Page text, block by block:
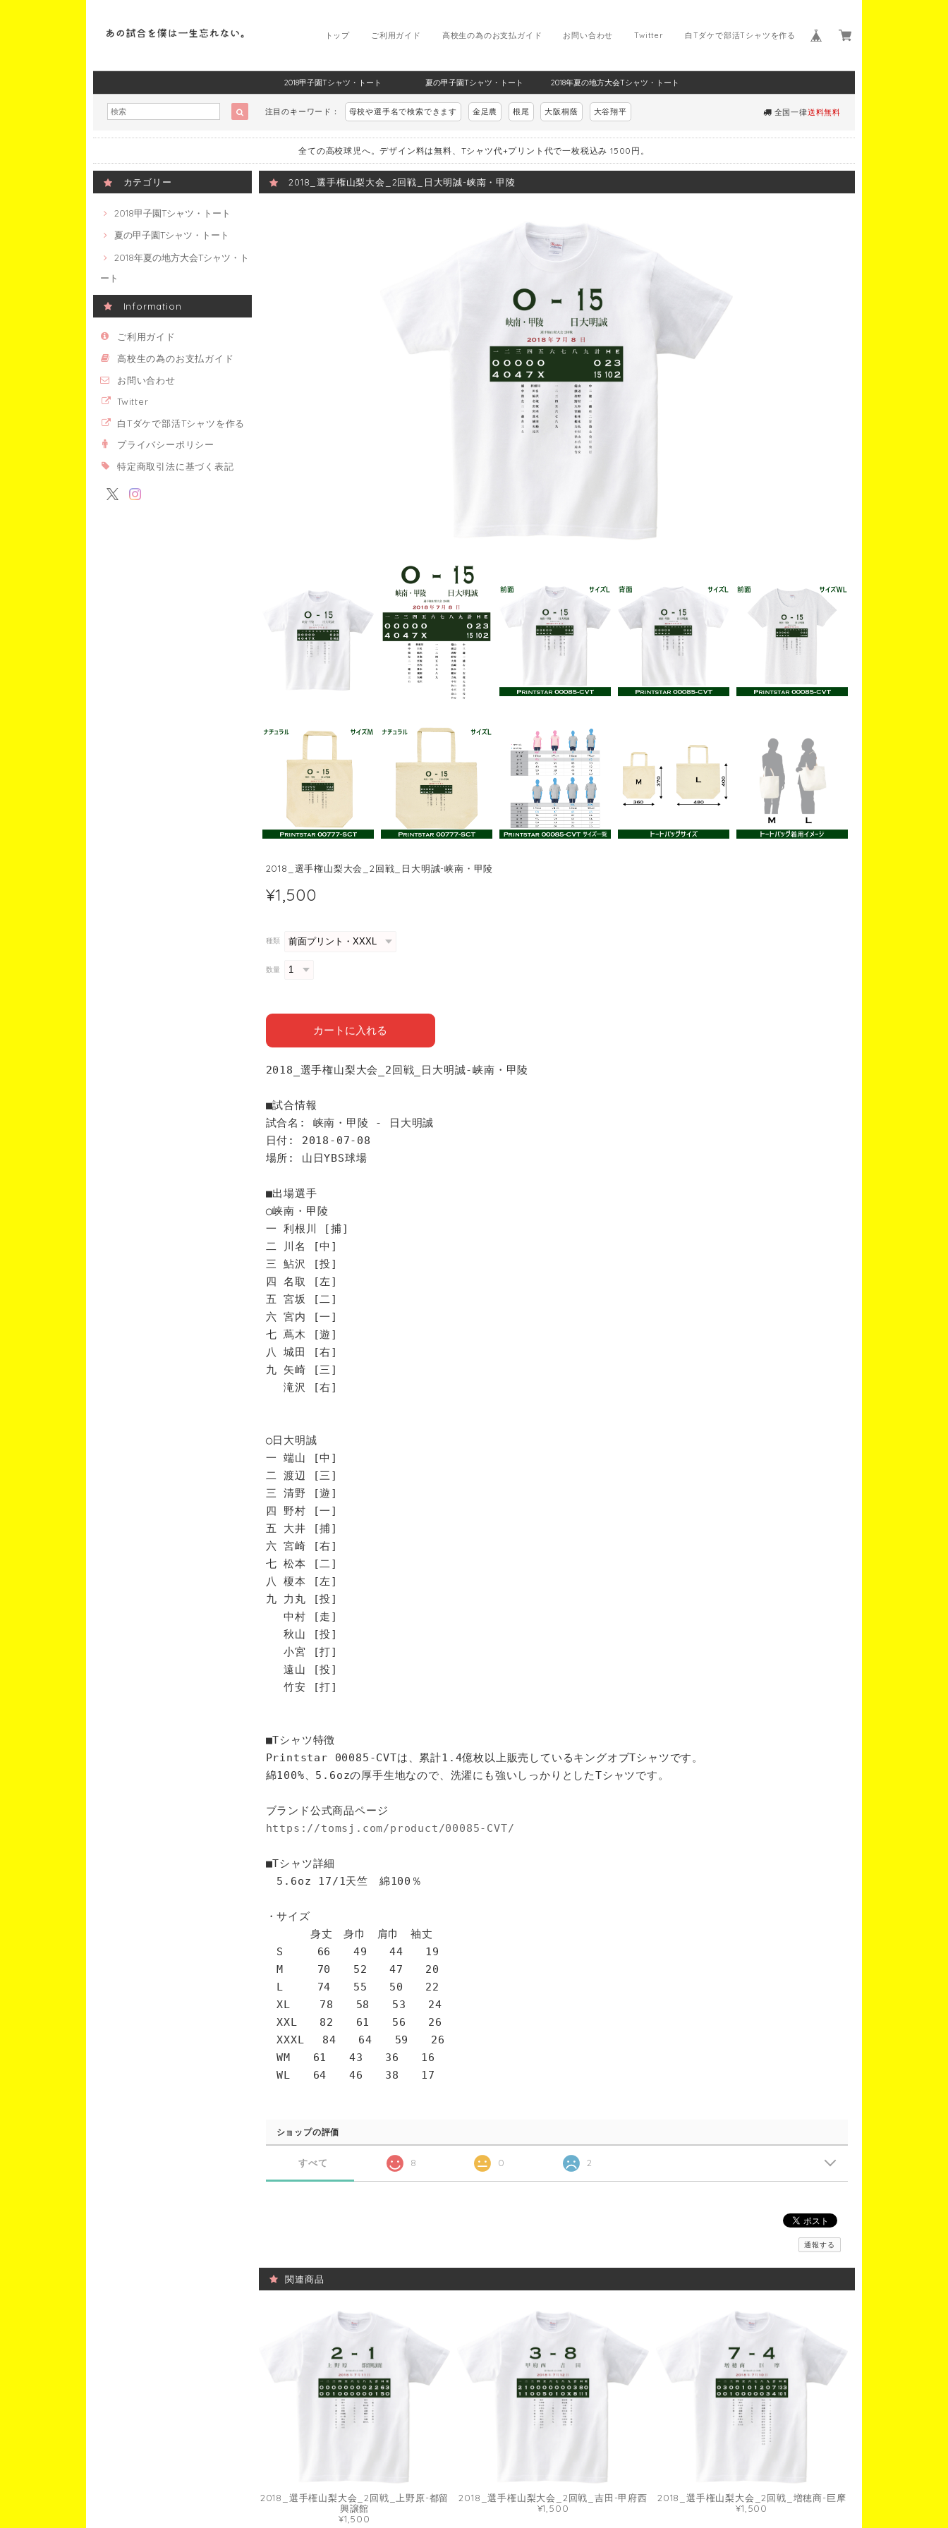
白Tダケで部活Tシャツを作る
Twitter
お問い合わせ
高校生の為のお支払ガイド
ご利用ガイド
トップ
2018甲子園Tシャツ・トート 夏の甲子園Tシャツ・トート 2018年夏の地方大会Tシャツ・トート
注目のキーワード： 母校や選手名で検索できます 金足農 根尾 大阪桐蔭 大谷翔平 全国一律送料無料
全ての高校球児へ。デザイン料は無料、Tシャツ代+プリント代で一枚税込み 1500円。
カテゴリー
2018甲子園Tシャツ・トート
夏の甲子園Tシャツ・トート
2018年夏の地方大会Tシャツ・ト
ート
Information
ご利用ガイド
高校生の為のお支払ガイド
お問い合わせ
Twitter
白Tダケで部活Tシャツを作る
プライバシーポリシー
特定商取引法に基づく表記
2018_選手権山梨大会_2回戦_日大明誠-峡南・甲陵
2018_選手権山梨大会_2回戦_日大明誠-峡南・甲陵
¥1,500
種類
数量
カートに入れる
2018_選手権山梨大会_2回戦_日大明誠-峡南・甲陵
■試合情報
試合名: 峡南・甲陵 - 日大明誠
日付: 2018-07-08
場所: 山日YBS球場
■出場選手
◯峡南・甲陵
一 利根川 [捕]
二 川名 [中]
三 鮎沢 [投]
四 名取 [左]
五 宮坂 [二]
六 宮内 [一]
七 蔦木 [遊]
八 城田 [右]
九 矢崎 [三]
滝沢 [右]
◯日大明誠
一 端山 [中]
二 渡辺 [三]
三 清野 [遊]
四 野村 [一]
五 大井 [捕]
六 宮崎 [右]
七 松本 [二]
八 榎本 [左]
九 力丸 [投]
中村 [走]
秋山 [投]
小宮 [打]
遠山 [投]
竹安 [打]
■Tシャツ特徴
Printstar 00085-CVTは、累計1.4億枚以上販売しているキングオブTシャツです。
綿100%、5.6ozの厚手生地なので、洗濯にも強いしっかりとしたTシャツです。
ブランド公式商品ページ
https://tomsj.com/product/00085-CVT/
■Tシャツ詳細
5.6oz 17/1天竺 綿100％
・サイズ
身丈 身巾 肩巾 袖丈
S 66 49 44 19
M 70 52 47 20
L 74 55 50 22
XL 78 58 53 24
XXL 82 61 56 26
XXXL 84 64 59 26
WM 61 43 36 16
WL 64 46 38 17
ショップの評価
すべて 8 0 2
通報する
関連商品
2018_選手権山梨大会_2回戦_上野原-都留
興譲館
¥1,500
2018_選手権山梨大会_2回戦_吉田-甲府西
¥1,500
2018_選手権山梨大会_2回戦_増穂商-巨摩
¥1,500